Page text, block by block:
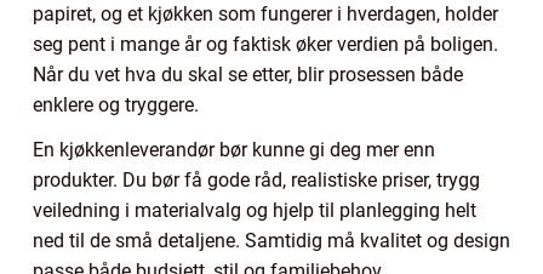
papiret, og et kjøkken som fungerer i hverdagen, holder
seg pent i mange år og faktisk øker verdien på boligen.
Når du vet hva du skal se etter, blir prosessen både
enklere og tryggere.
En kjøkkenleverandør bør kunne gi deg mer enn
produkter. Du bør få gode råd, realistiske priser, trygg
veiledning i materialvalg og hjelp til planlegging helt
ned til de små detaljene. Samtidig må kvalitet og design